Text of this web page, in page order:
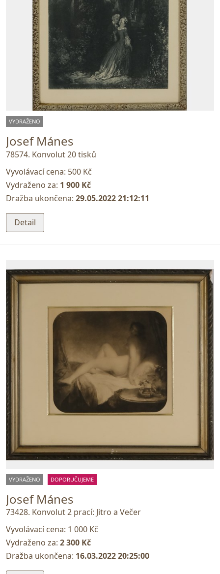
VYDRAŽENO
Josef Mánes
78574. Konvolut 20 tisků
Vyvolávací cena: 500 Kč
Vydraženo za: 1 900 Kč
Dražba ukončena: 29.05.2022 21:12:11
Detail
VYDRAŽENO DOPORUČUJEME
Josef Mánes
73428. Konvolut 2 prací: Jitro a Večer
Vyvolávací cena: 1 000 Kč
Vydraženo za: 2 300 Kč
Dražba ukončena: 16.03.2022 20:25:00